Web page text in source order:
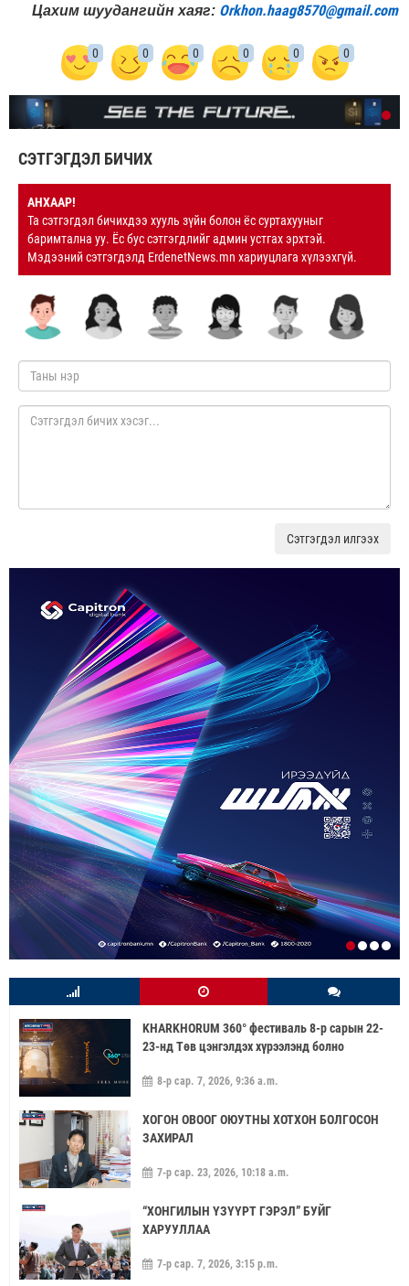
Цахим шуудангийн хаяг: Orkhon.haag8570@gmail.com
0 0 0 0 0 0
СЭТГЭГДЭЛ БИЧИХ
АНХААР!
Та сэтгэгдэл бичихдээ хууль зүйн болон ёс суртахууныг
баримтална уу. Ёс бус сэтгэгдлийг админ устгах эрхтэй.
Мэдээний сэтгэгдэлд ErdenetNews.mn хариуцлага хүлээхгүй.
Сэтгэгдэл илгээх
KHARKHORUM 360° фестиваль 8-р сарын 22-
23-нд Төв цэнгэлдэх хүрээлэнд болно
8-р сар. 7, 2026, 9:36 a.m.
ХОГОН ОВООГ ОЮУТНЫ ХОТХОН БОЛГОСОН
ЗАХИРАЛ
7-р сар. 23, 2026, 10:18 a.m.
“ХОНГИЛЫН ҮЗҮҮРТ ГЭРЭЛ” БУЙГ
ХАРУУЛЛАА
7-р сар. 7, 2026, 3:15 p.m.